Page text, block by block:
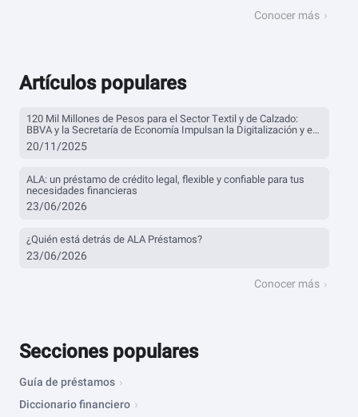
Conocer más
Artículos populares
120 Mil Millones de Pesos para el Sector Textil y de Calzado:
BBVA y la Secretaría de Economía Impulsan la Digitalización y el
Financiamiento
20/11/2025
ALA: un préstamo de crédito legal, flexible y confiable para tus
necesidades financieras
23/06/2026
¿Quién está detrás de ALA Préstamos?
23/06/2026
Conocer más
Secciones populares
Guía de préstamos
Diccionario financiero